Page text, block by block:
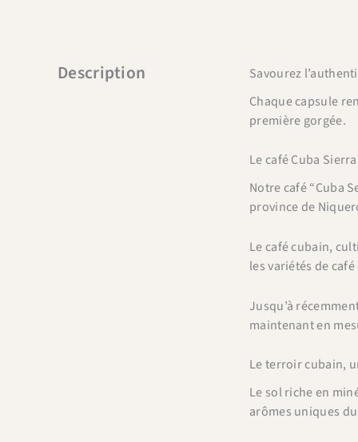
Description
Savourez
Chaque capsule
première gorgée.
Le café Cuba
Notre café “Cuba
province de
Le café cubain,
les variétés de
Jusqu’à
maintenant en
Le terroir cubain,
Le sol riche en
arômes uniques